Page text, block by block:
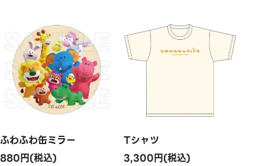
ふわふわ缶ミラー
880円(税込)
Tシャツ
3,300円(税込)